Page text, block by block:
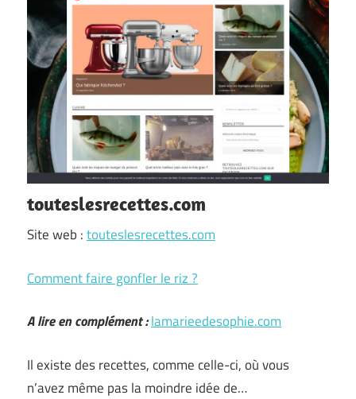
touteslesrecettes.com
Site web :touteslesrecettes.com
Comment faire gonfler le riz ?
A lire en complément :lamarieedesophie.com
Il existe des recettes, comme celle-ci, où vous
n’avez même pas la moindre idée de…